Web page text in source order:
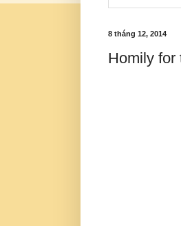
8 tháng 12, 2014
Homily for